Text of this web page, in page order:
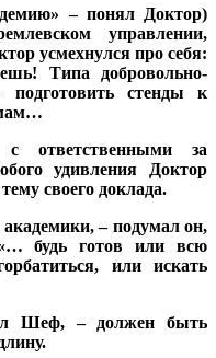
– понял Доктор)
управлении,
усмехнулся про себя:
Типа добровольно-
подготовить стенды к
ответственными за
удивления Доктор
своего доклада.
– подумал он,
будь готов или всю
или искать
Шеф, – должен быть